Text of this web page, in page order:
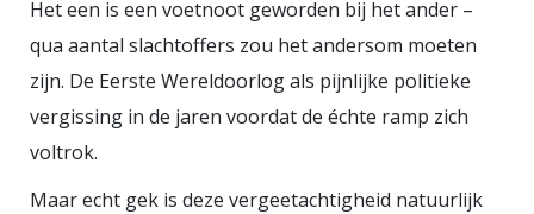
Het een is een voetnoot geworden bij het ander –
qua aantal slachtoffers zou het andersom moeten
zijn. De Eerste Wereldoorlog als pijnlijke politieke
vergissing in de jaren voordat de échte ramp zich
voltrok.
Maar echt gek is deze vergeetachtigheid natuurlijk